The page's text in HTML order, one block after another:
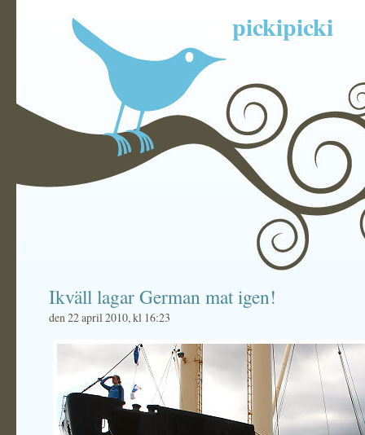
pickipicki
Ikväll lagar German mat igen!
den 22 april 2010, kl 16:23